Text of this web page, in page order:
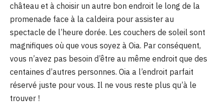
château et à choisir un autre bon endroit le long de la
promenade face à la caldeira pour assister au
spectacle de l’heure dorée. Les couchers de soleil sont
magnifiques où que vous soyez à Oia. Par conséquent,
vous n’avez pas besoin d’être au même endroit que des
centaines d’autres personnes. Oia a l’endroit parfait
réservé juste pour vous. Il ne vous reste plus qu’à le
trouver !